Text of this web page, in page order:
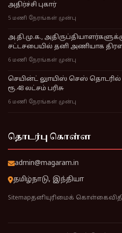
அதிர்ச்சி புகார்
5 மணி நேரங்கள் முன்பு
அ.தி.மு.க.,
சட்டசபையில் தனி அணியாக திரள
6 மணி நேரங்கள் முன்பு
செயின்ட் லுாயிஸ் செஸ் தொடரில்
ரூ.48 லட்சம் பரிசு
6 மணி நேரங்கள் முன்பு
தொடர்பு கொள்ள
admin@magaram.in
தமிழ்நாடு, இந்தியா
Sitemapதனியுரிமைக் கொள்கை